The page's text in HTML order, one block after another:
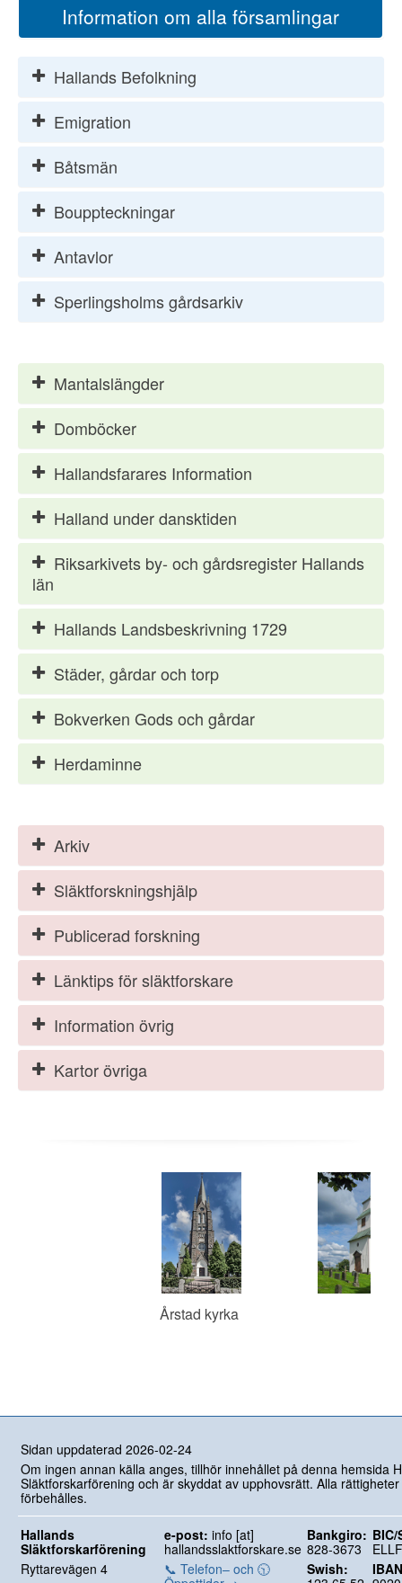
Information om alla församlingar
Hallands Befolkning
Emigration
Båtsmän
Bouppteckningar
Antavlor
Sperlingsholms gårdsarkiv
Mantalslängder
Domböcker
Hallandsfarares Information
Halland under dansktiden
Riksarkivets by- och gårdsregister Hallands
län
Hallands Landsbeskrivning 1729
Städer, gårdar och torp
Bokverken Gods och gårdar
Herdaminne
Arkiv
Släktforskningshjälp
Publicerad forskning
Länktips för släktforskare
Information övrig
Kartor övriga
Årstad kyrka
Sidan uppdaterad 2026-02-24
Om ingen annan källa anges, tillhör innehållet på denna hemsida
Släktforskarförening och är skyddat av upphovsrätt. Alla rättigheter
förbehålles.
Hallands
Släktforskarförening
e-post: info [at]
hallandsslaktforskare.se
Bankgiro:
828-3673
BIC/
Ryttarevägen 4
📞 Telefon– och 🕥
Swish: